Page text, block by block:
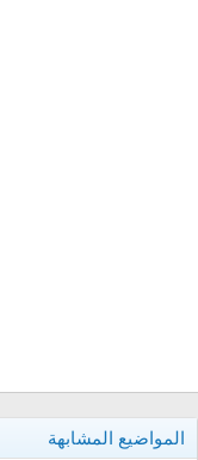
المواضيع المشابهة